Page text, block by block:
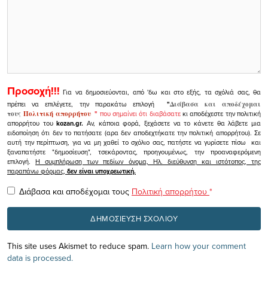
Προσοχή!!! Για να δημοσιεύονται, από 'δω και στο εξής, τα σχόλιά σας, θα
πρέπει να επιλέγετε, την παρακάτω επιλογή
"Διάβασα και αποδέχομαι
τουςΠολιτική απορρήτου" που σημαίνει ότι διαβάσατεκι αποδέχεστε την πολιτική
απορρήτου τουkozan.gr. Αν, κάποια φορά, ξεχάσετε να το κάνετε θα λάβετε μια
ειδοποίηση ότι δεν το πατήσατε (αρα δεν αποδεχτήκατε την πολιτική απορρήτου). Σε
αυτή την περίπτωση, για να μη χαθεί το σχόλιο σας, πατήστε να γυρίσετε πίσω και
ξαναπατήστε "δημοσίευση", τσεκάροντας, προηγουμένως, την προαναφερόμενη
επιλογή.Η συμπλήρωση των πεδίων όνομα, Ηλ. διεύθυνση και ιστότοπος, της
παραπάνω φόρμας, δεν είναι υποχρεωτική.
Διάβασα και αποδέχομαι τους Πολιτική απορρήτου *
This site uses Akismet to reduce spam. Learn how your comment
data is processed.